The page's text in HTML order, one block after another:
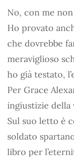
No, con me
Ho provato
che dovrebbe
meraviglioso
ho già testato,
Per Grace
ingiustizie della
Sul suo letto è
soldato
libro per